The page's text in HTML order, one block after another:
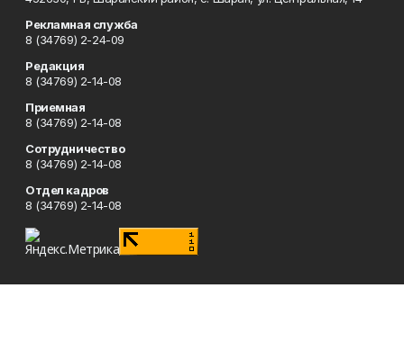
Рекламная служба
8 (34769) 2-24-09
Редакция
8 (34769) 2-14-08
Приемная
8 (34769) 2-14-08
Сотрудничество
8 (34769) 2-14-08
Отдел кадров
8 (34769) 2-14-08